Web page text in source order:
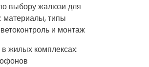
выбору жалюзи для
материалы, типы
и монтаж
в жилых комплексах: